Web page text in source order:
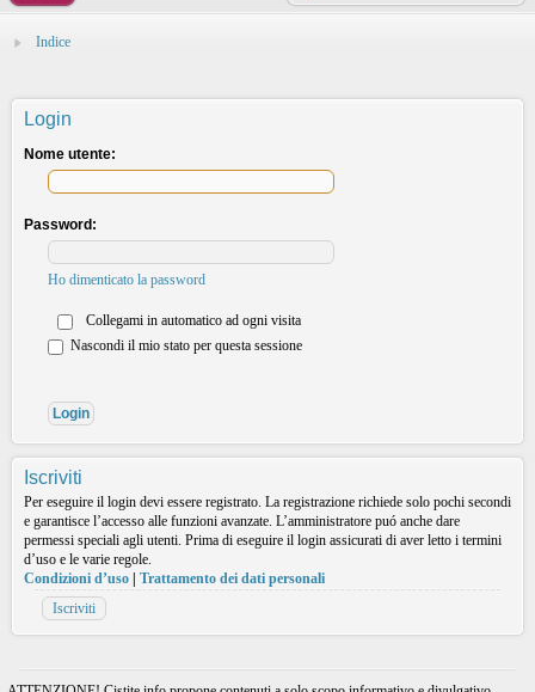
Indice
Login
Nome utente:
Password:
Ho dimenticato la password
Collegami in automatico ad ogni visita
Nascondi il mio stato per questa sessione
Iscriviti
Per eseguire il login devi essere registrato. La registrazione richiede solo pochi secondi
e garantisce l’accesso alle funzioni avanzate. L’amministratore puó anche dare
permessi speciali agli utenti. Prima di eseguire il login assicurati di aver letto i termini
d’uso e le varie regole.
Condizioni d’uso
Trattamento dei dati personali
Iscriviti